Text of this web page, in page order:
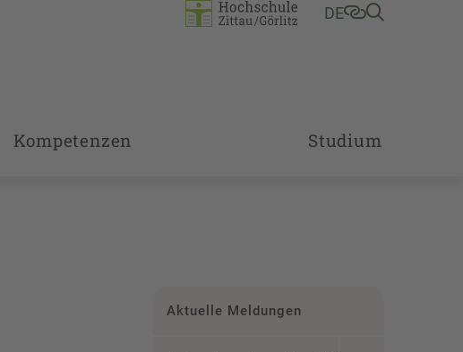
DE
Kompetenzen Studium
Aktuelle Meldungen